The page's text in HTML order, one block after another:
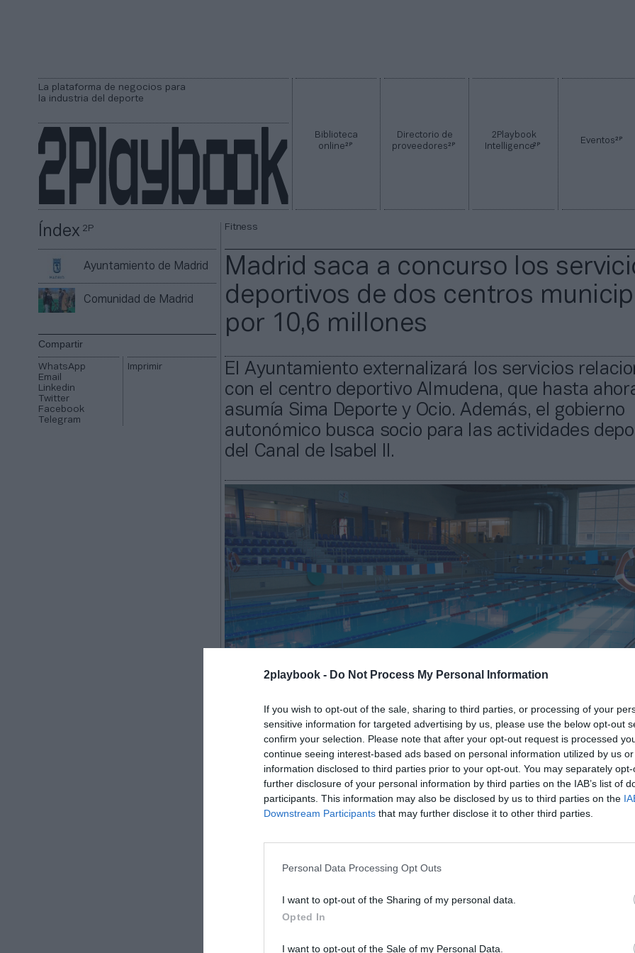
2playbook - Do Not Process My Personal Information
If you wish to opt-out of the sale, sharing to third parties, or processing of your
sensitive information for targeted advertising by us, please use the below opt-out
confirm your selection. Please note that after your opt-out request is processed
continue seeing interest-based ads based on personal information utilized by us
information disclosed to third parties prior to your opt-out. You may separately
further disclosure of your personal information by third parties on the IAB’s list of
participants. This information may also be disclosed by us to third parties on the
Downstream Participants that may further disclose it to other third parties.
Personal Data Processing Opt Outs
I want to opt-out of the Sharing of my personal data.
Opted In
I want to opt-out of the Sale of my Personal Data.
La plataforma de negocios para
la industria del deporte
Biblioteca
online2P
Directorio de
proveedores2P
2Playbook
Intelligence2P Eventos2P
Índex2P
Ayuntamiento de Madrid
Comunidad de Madrid
Compartir
WhatsApp
Email
Linkedin
Twitter
Facebook
Telegram
Imprimir
Fitness
Madrid saca a concurso los
deportivos de dos centros
por 10,6 millones
El Ayuntamiento externalizará los servicios
con el centro deportivo Almudena, que hasta
asumía Sima Deporte y Ocio. Además, el gobierno
autonómico busca socio para las actividades
del Canal de Isabel II.
Roger Requena 16 de enero de 2024
Guardar Me gusta
Madrid continúa abrazando la colaboración público-privada para
busca dar continuidad al modelo de gestión que empezó e